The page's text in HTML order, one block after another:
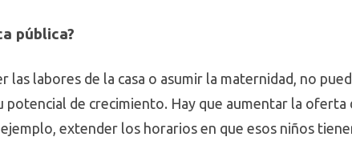
pública?
las labores de la casa o asumir la maternidad, no
de crecimiento. Hay que aumentar la oferta
extender los horarios en que esos niños